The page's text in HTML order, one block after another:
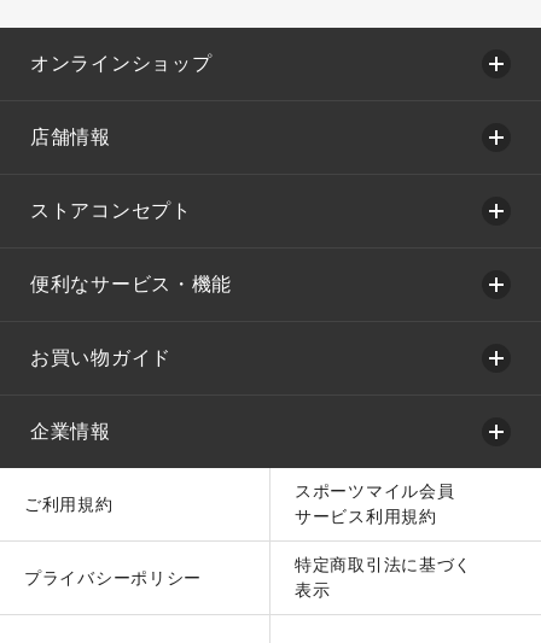
オンラインショップ
店舗情報
ストアコンセプト
便利なサービス・機能
お買い物ガイド
企業情報
ご利用規約
スポーツマイル会員
サービス利用規約
プライバシーポリシー
特定商取引法に基づく
表示